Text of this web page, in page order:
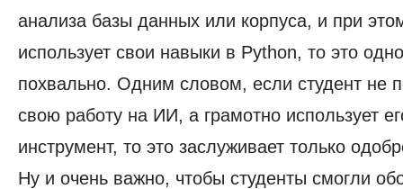
анализа базы данных или корпуса, и при
использует свои навыки в Python, то это
похвально. Одним словом, если студент не
свою работу на ИИ, а грамотно использует
инструмент, то это заслуживает только
Ну и очень важно, чтобы студенты смогли